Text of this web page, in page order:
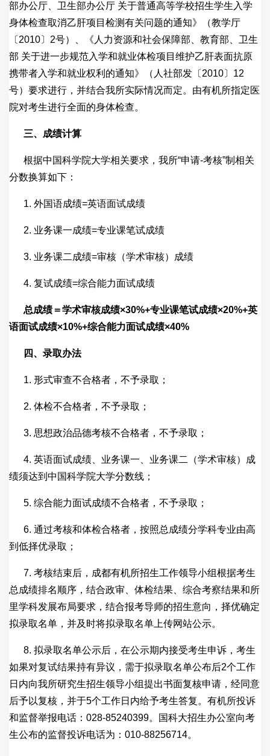
部办公厅、卫生部办公厅 关于普通高等学校招生学生入学
身体检查取消乙肝项目检测有关问题的通知》（教学厅
〔2010〕2号）、《人力资源和社会保障部、教育部、卫生
部 关于进一步规范入学和就业体检项目维护乙肝表面抗原
携带者入学和就业权利的通知》（人社部发〔2010〕12
号）要求进行，并结合我所实际情况而定。由有机所指定医
院对考生进行全面的身体检查。
三、成绩计算
根据中国科学院大学相关要求，我所“申请-考核”制相关
分数换算如下：
1. 外国语成绩=英语面试成绩
2. 业务课一成绩=专业课笔试成绩
3. 业务课二成绩=审核（学术审核）成绩
4. 复试成绩=综合能力面试成绩
总成绩＝学术审核成绩×30%+专业课笔试成绩×20%+英
语面试成绩×10%+综合能力面试成绩×40%
四、录取办法
1. 形式审查不合格者，不予录取；
2. 体检不合格者，不予录取；
3. 思想政治品德考核不合格者，不予录取；
4. 英语面试成绩、业务课一、业务课二（学术审核）成
绩须达到中国科学院大学分数线；
5. 综合能力面试成绩不合格者，不予录取；
6. 通过考核和体检合格者，按照总成绩分学科专业由高
到低择优录取；
7. 考核结束后，成都有机所招生工作领导小组根据考生
总成绩排名顺序，结合政审、体检结果、综合考察结果和所
里学科发展布局要求，结合报考导师的招生意向，择优确定
拟录取名单，并及时将拟录取名单上传网站公示。
8. 拟录取名单公示后，在公示期内接受考生申诉，考生
如果对复试结果持有异议，需于拟录取名单公布后2个工作
日内向我所研究生招生领导小组提出书面复核申请，经同意
后予以复核，并于5个工作日内给予考生答复。有机所投诉
和监督举报电话：028-85240399。国科大招生办公室向考
生公布的监督投诉电话为：010-88256714。